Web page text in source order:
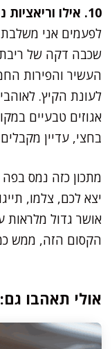
10. אילו וריאציות נוספות ממליצה לנסות?
לפעמים אני
שכבה דקה של ריבת
העשיר והפירות
לעונת הקיץ.
אגוזים טבעיים
בחצי, עדיין
מתכון כזה נמס
יצא לכם, צלמו,
אושר גדול מלראות
הקסום הזה, ממש
אולי תאהבו גם: